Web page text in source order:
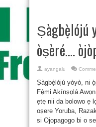
Ṣàgbẹ̀lójú
òṣèré….
ayangalu
Ṣàgbẹ̀lójú yòyò, ni
Fẹ́mi Akínṣọlá
ẹtẹ nii da bolowo ẹ
oṣere Yoruba,
si Ojopagogo bi o